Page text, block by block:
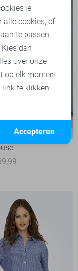
Opslaan
je
alle cookies, of
te passen.
dan
over onze
op elk moment
te klikken
Accepteren